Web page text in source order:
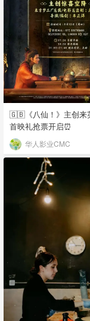
🇬🇧《八仙！》主创来
首映礼抢票开启⏰
华人影业CMC